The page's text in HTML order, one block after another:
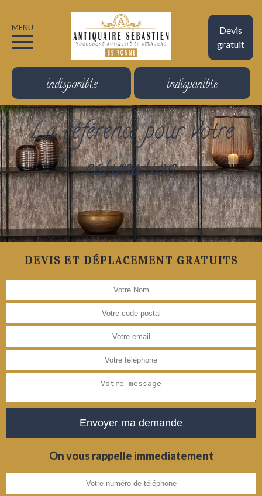
Devis
gratuit
MENU
indisponible indisponible
La référence pour votre
estimation
DEVIS ET DÉPLACEMENT GRATUITS
On vous rappelle immediatement